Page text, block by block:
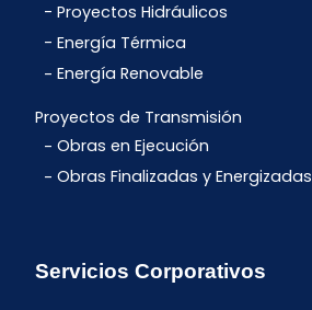
Proyectos Hidráulicos
Energía Térmica
Energía Renovable
Proyectos de Transmisión
Obras en Ejecución
Obras Finalizadas y Energizadas
Servicios Corporativos